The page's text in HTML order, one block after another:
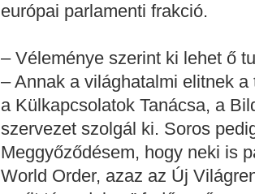
európai parlamenti frakció.
– Véleménye szerint ki lehet ő
– Annak a világhatalmi elitnek
a Külkapcsolatok Tanácsa, a
szervezet szolgál ki. Soros
Meggyőződésem, hogy neki is
World Order, azaz az Új